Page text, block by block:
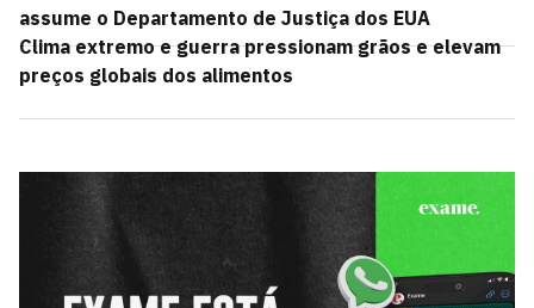
assume o Departamento de Justiça dos EUA
Clima extremo e guerra pressionam grãos e elevam
preços globais dos alimentos